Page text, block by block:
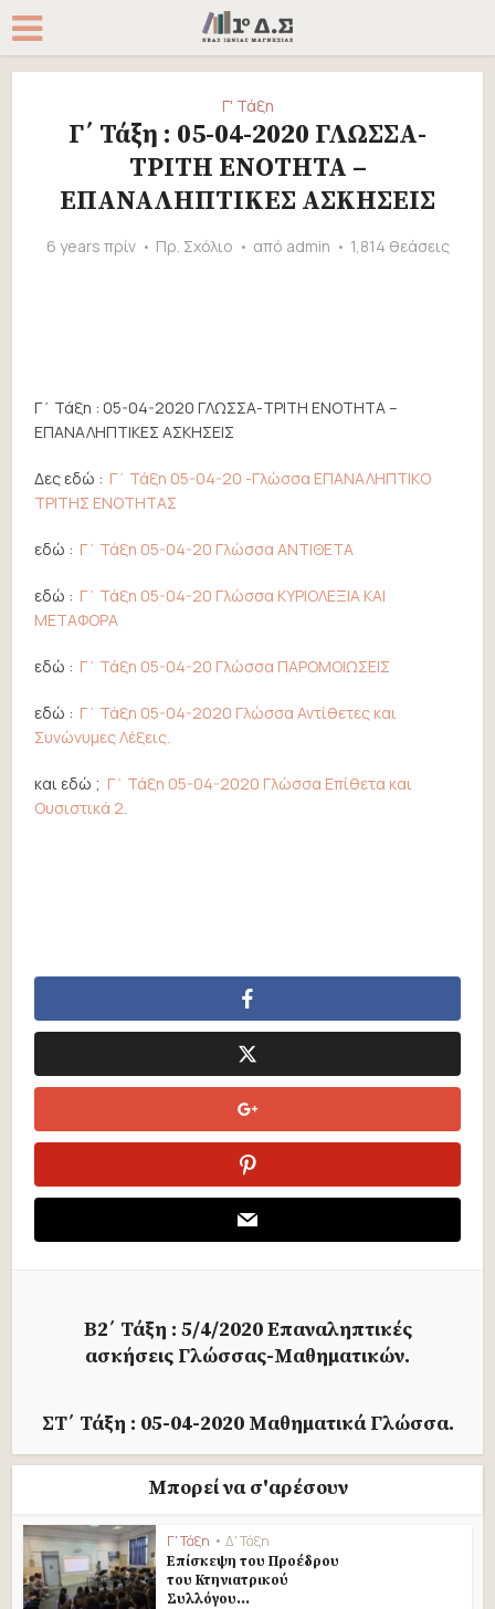
Γ' Τάξη
Γ΄ Τάξη : 05-04-2020 ΓΛΩΣΣΑ-
ΤΡΙΤΗ ΕΝΟΤΗΤΑ –
ΕΠΑΝΑΛΗΠΤΙΚΕΣ ΑΣΚΗΣΕΙΣ
6 years πρίν Πρ. Σχόλιο από admin 1,814 θεάσεις
Γ΄ Τάξη : 05-04-2020 ΓΛΩΣΣΑ-ΤΡΙΤΗ ΕΝΟΤΗΤΑ –
ΕΠΑΝΑΛΗΠΤΙΚΕΣ ΑΣΚΗΣΕΙΣ
Δες εδώ : Γ΄ Τάξη 05-04-20 -Γλώσσα ΕΠΑΝΑΛΗΠΤΙΚΟ
ΤΡΙΤΗΣ ΕΝΟΤΗΤΑΣ
εδώ : Γ΄ Τάξη 05-04-20 Γλώσσα ΑΝΤΙΘΕΤΑ
εδώ : Γ΄ Τάξη 05-04-20 Γλώσσα ΚΥΡΙΟΛΕΞΙΑ ΚΑΙ
ΜΕΤΑΦΟΡΑ
εδώ : Γ΄ Τάξη 05-04-20 Γλώσσα ΠΑΡΟΜΟΙΩΣΕΙΣ
εδώ : Γ΄ Τάξη 05-04-2020 Γλώσσα Αντίθετες και
Συνώνυμες Λέξεις.
και εδώ ; Γ΄ Τάξη 05-04-2020 Γλώσσα Επίθετα και
Ουσιστικά 2.
Β2΄ Τάξη : 5/4/2020 Επαναληπτικές
ασκήσεις Γλώσσας-Μαθηματικών.
ΣΤ΄ Τάξη : 05-04-2020 Μαθηματικά Γλώσσα.
Μπορεί να σ'αρέσουν
Γ' Τάξη • Δ' Τάξη
Επίσκεψη του Προέδρου
του Κτηνιατρικού
Συλλόγου...